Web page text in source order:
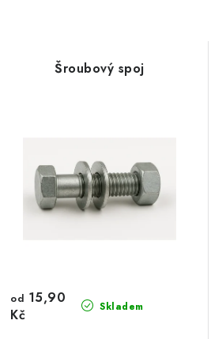
Šroubový spoj
Skladem
od 15,90
Kč